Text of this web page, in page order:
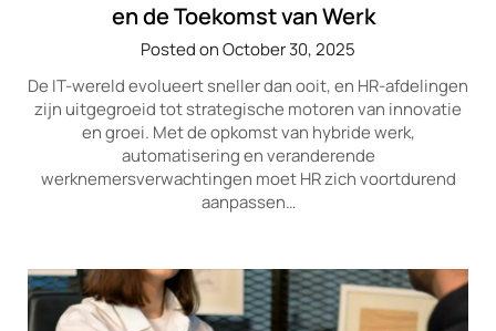
en de Toekomst van Werk
Posted on October 30, 2025
De IT-wereld evolueert sneller dan ooit, en HR-afdelingen
zijn uitgegroeid tot strategische motoren van innovatie
en groei. Met de opkomst van hybride werk,
automatisering en veranderende
werknemersverwachtingen moet HR zich voortdurend
aanpassen…